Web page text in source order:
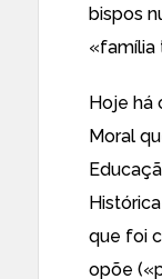
bispos
«família
Hoje há
Moral
que foi
opõe